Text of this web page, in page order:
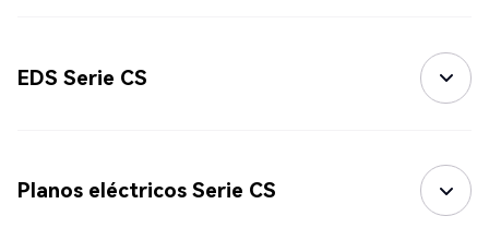
EDS Serie CS
Planos eléctricos Serie CS